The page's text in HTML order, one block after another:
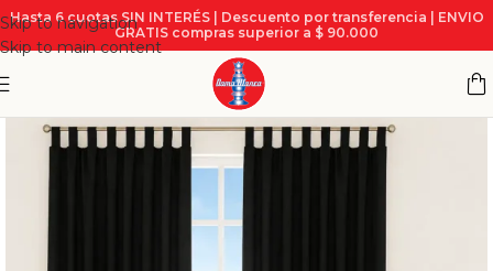
Skip to navigation
Skip to main content
Hasta 6 cuotas SIN INTERÉS | Descuento por transferencia | ENVIO
GRATIS compras superior a $ 90.000